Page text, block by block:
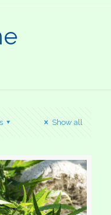
Show all